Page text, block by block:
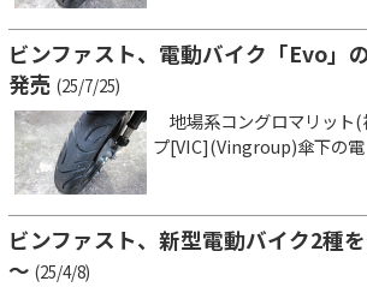
ビンファスト、電動バイク「Evo」
発売 (25/7/25)
地場系コングロマリット(
プ[VIC](Vingroup)傘下の電
ビンファスト、新型電動バイク2種
～ (25/4/8)